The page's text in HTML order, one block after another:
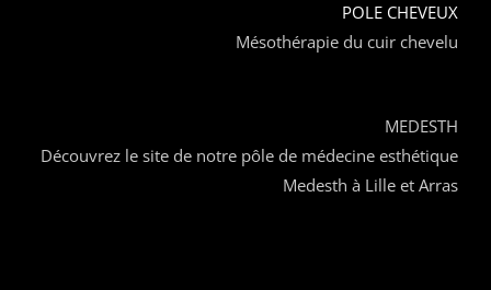
POLE CHEVEUX
Mésothérapie du cuir chevelu
MEDESTH
Découvrez le site de notre pôle de médecine esthétique
Medesth à Lille et Arras